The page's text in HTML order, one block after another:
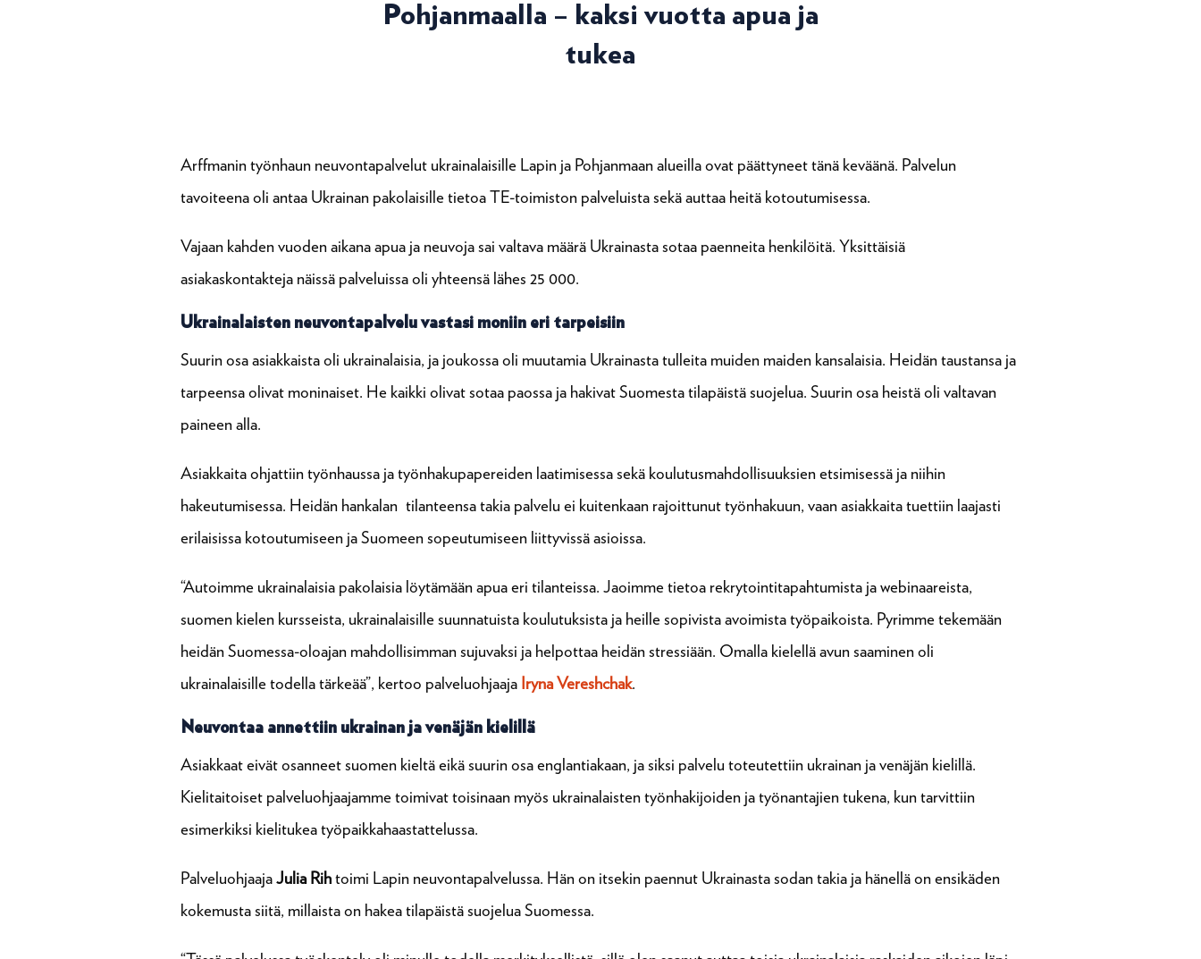
Pohjanmaalla – kaksi vuotta apua ja
tukea
Arffmanin työnhaun neuvontapalvelut ukrainalaisille Lapin ja Pohjanmaan alueilla ovat päättyneet tänä keväänä. Palvelun
tavoiteena oli antaa Ukrainan pakolaisille tietoa TE-toimiston palveluista sekä auttaa heitä kotoutumisessa.
Vajaan kahden vuoden aikana apua ja neuvoja sai valtava määrä Ukrainasta sotaa paenneita henkilöitä. Yksittäisiä
asiakaskontakteja näissä palveluissa oli yhteensä lähes 25 000.
Ukrainalaisten neuvontapalvelu vastasi moniin eri tarpeisiin
Suurin osa asiakkaista oli ukrainalaisia, ja joukossa oli muutamia Ukrainasta tulleita muiden maiden kansalaisia. Heidän taustansa ja
tarpeensa olivat moninaiset. He kaikki olivat sotaa paossa ja hakivat Suomesta tilapäistä suojelua. Suurin osa heistä oli valtavan
paineen alla.
Asiakkaita ohjattiin työnhaussa ja työnhakupapereiden laatimisessa sekä koulutusmahdollisuuksien etsimisessä ja niihin
hakeutumisessa. Heidän hankalan tilanteensa takia palvelu ei kuitenkaan rajoittunut työnhakuun, vaan asiakkaita tuettiin laajasti
erilaisissa kotoutumiseen ja Suomeen sopeutumiseen liittyvissä asioissa.
“Autoimme ukrainalaisia pakolaisia löytämään apua eri tilanteissa. Jaoimme tietoa rekrytointitapahtumista ja webinaareista,
suomen kielen kursseista, ukrainalaisille suunnatuista koulutuksista ja heille sopivista avoimista työpaikoista. Pyrimme tekemään
heidän Suomessa-oloajan mahdollisimman sujuvaksi ja helpottaa heidän stressiään. Omalla kielellä avun saaminen oli
ukrainalaisille todella tärkeää”, kertoo palveluohjaaja Iryna Vereshchak.
Neuvontaa annettiin ukrainan ja venäjän kielillä
Asiakkaat eivät osanneet suomen kieltä eikä suurin osa englantiakaan, ja siksi palvelu toteutettiin ukrainan ja venäjän kielillä.
Kielitaitoiset palveluohjaajamme toimivat toisinaan myös ukrainalaisten työnhakijoiden ja työnantajien tukena, kun tarvittiin
esimerkiksi kielitukea työpaikkahaastattelussa.
PalveluohjaajaJulia Rihtoimi Lapin neuvontapalvelussa. Hän on itsekin paennut Ukrainasta sodan takia ja hänellä on ensikäden
kokemusta siitä, millaista on hakea tilapäistä suojelua Suomessa.